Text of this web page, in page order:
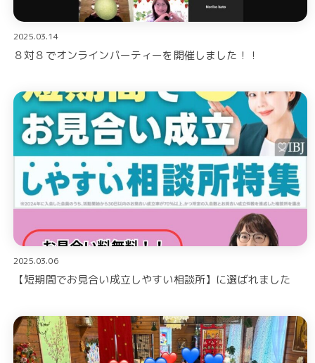
2025.03.14
８対８でオンラインパーティーを開催しました！！
2025.03.06
【短期間でお見合い成立しやすい相談所】に選ばれました